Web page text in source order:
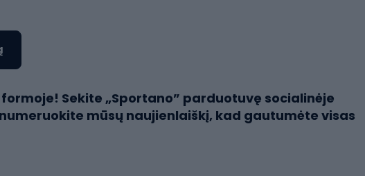
Sekite „Sportano” parduotuvę socialinėje
mūsų naujienlaiškį, kad gautumėte visas